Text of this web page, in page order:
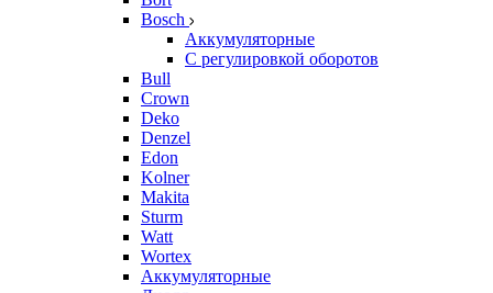
Bosch
Аккумуляторные
С регулировкой оборотов
Bull
Crown
Deko
Denzel
Edon
Kolner
Makita
Sturm
Watt
Wortex
Аккумуляторные